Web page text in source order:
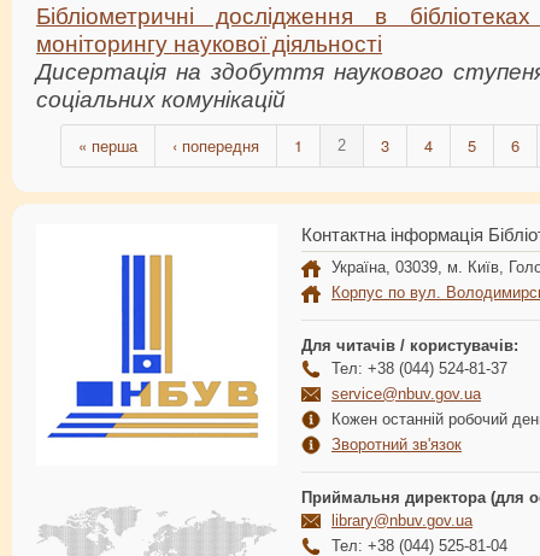
Бібліометричні дослідження в
моніторингу наукової діяльності
Дисертація на здобуття наукового
соціальних комунікацій
« перша ‹ попередня 1 2 3 4 5 6
Контактна інформація
Україна, 03039, м. Київ,
Корпус по вул.
Для читачів / користувачів:
Тел: +38 (044) 524-81-37
service@nbuv.gov.ua
Кожен останній робочий
Зворотний зв'язок
Приймальня директора (для
library@nbuv.gov.ua
Тел: +38 (044) 525-81-04